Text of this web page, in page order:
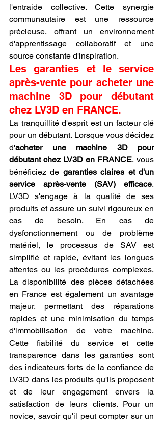
l'entraide collective. Cette synergie
communautaire est une ressource
précieuse, offrant un environnement
d'apprentissage collaboratif et une
source constante d'inspiration.
Les garanties et le service
après-vente pour acheter une
machine 3D pour débutant
chez LV3D en FRANCE.
La tranquillité d'esprit est un facteur clé
pour un débutant. Lorsque vous décidez
d'acheter une machine 3D pour
débutant chez LV3D en FRANCE, vous
bénéficiez de garanties claires et d'un
service après-vente (SAV) efficace.
LV3D s'engage à la qualité de ses
produits et assure un suivi rigoureux en
cas de besoin. En cas de
dysfonctionnement ou de problème
matériel, le processus de SAV est
simplifié et rapide, évitant les longues
attentes ou les procédures complexes.
La disponibilité des pièces détachées
en France est également un avantage
majeur, permettant des réparations
rapides et une minimisation du temps
d'immobilisation de votre machine.
Cette fiabilité du service et cette
transparence dans les garanties sont
des indicateurs forts de la confiance de
LV3D dans les produits qu'ils proposent
et de leur engagement envers la
satisfaction de leurs clients. Pour un
novice, savoir qu'il peut compter sur un